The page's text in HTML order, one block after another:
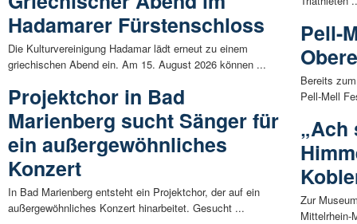
Hadamarer Fürstenschloss
Die Kulturvereinigung Hadamar lädt erneut zu einem
griechischen Abend ein. Am 15. August 2026 können ...
Projektchor in Bad
Marienberg sucht Sänger für
ein außergewöhnliches
Konzert
In Bad Marienberg entsteht ein Projektchor, der auf ein
außergewöhnliches Konzert hinarbeitet. Gesucht ...
Pell-
Bereits
Pell-Mell
„Ach
Zur
Mittelrhein-